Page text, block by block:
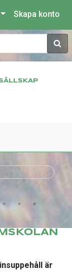
Skapa konto
Sök
är